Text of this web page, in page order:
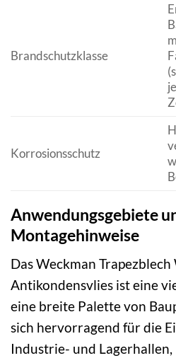
Brandschutzklasse
Korrosionsschutz
Anwendungsgebiete
Montagehinweise
Das Weckman
Antikondensvlies ist eine
eine breite Palette von
sich hervorragend für die
Industrie- und